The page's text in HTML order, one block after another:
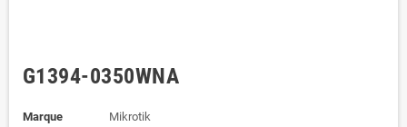
G1394-0350WNA
Marque
Mikrotik